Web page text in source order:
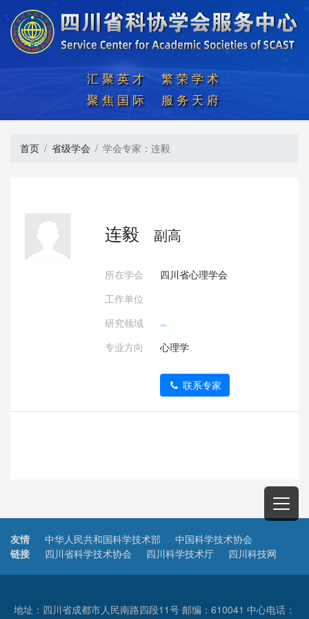
汇聚英才  繁荣学术
聚焦国际  服务天府
首页 省级学会 学会专家：连毅
连毅 副高
所在学会
四川省心理学会
工作单位
研究领域
专业方向
心理学
联系专家
友情
链接
中华人民共和国科学技术部
中国科学技术协会
四川省科学技术协会
四川科学技术厅 四川科技网
地址：四川省成都市人民南路四段11号 邮编：610041 中心电话：